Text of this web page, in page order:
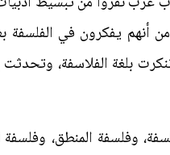
أنهم يفكرون في
بلغة الفلاسفة،
المنطق، وفلسفة